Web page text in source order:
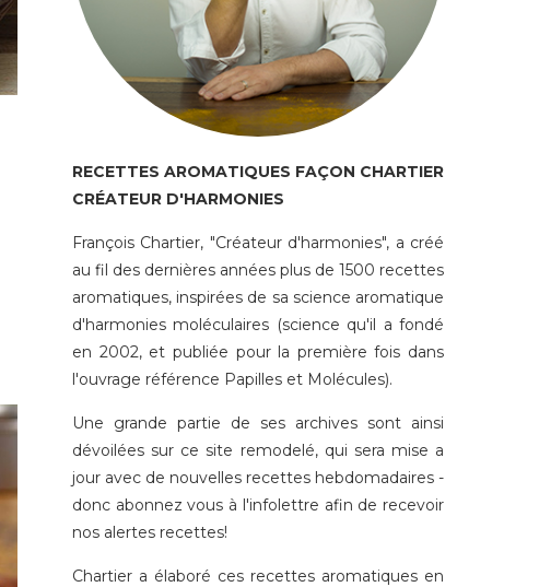
RECETTES AROMATIQUES FAÇON CHARTIER
CRÉATEUR D'HARMONIES
François Chartier, "Créateur d'harmonies", a créé
au fil des dernières années plus de 1500 recettes
aromatiques, inspirées de sa science aromatique
d'harmonies moléculaires (science qu'il a fondé
en 2002, et publiée pour la première fois dans
l'ouvrage référence Papilles et Molécules).
Une grande partie de ses archives sont ainsi
dévoilées sur ce site remodelé, qui sera mise a
jour avec de nouvelles recettes hebdomadaires -
donc abonnez vous à l'infolettre afin de recevoir
nos alertes recettes!
Chartier a élaboré ces recettes aromatiques en